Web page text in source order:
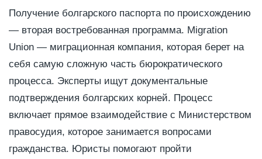
Получение болгарского паспорта по происхождению
— вторая востребованная программа. Migration
Union — миграционная компания, которая берет на
себя самую сложную часть бюрократического
процесса. Эксперты ищут документальные
подтверждения болгарских корней. Процесс
включает прямое взаимодействие с Министерством
правосудия, которое занимается вопросами
гражданства. Юристы помогают пройти